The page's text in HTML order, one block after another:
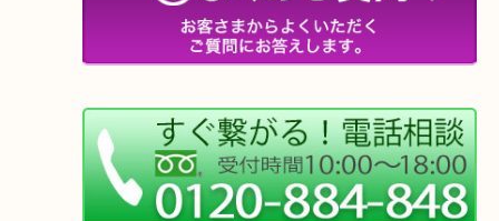
・ご来店前に確認しておきたい